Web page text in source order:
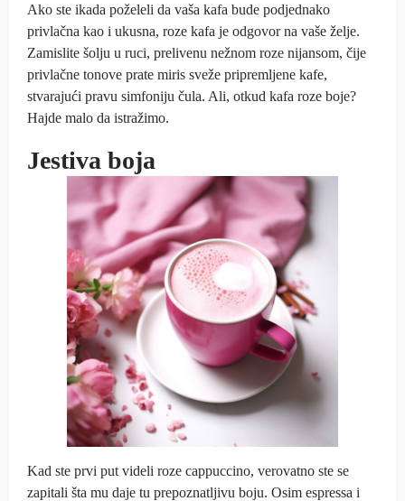
Ako ste ikada poželeli da vaša kafa bude podjednako
privlačna kao i ukusna, roze kafa je odgovor na vaše želje.
Zamislite šolju u ruci, prelivenu nežnom roze nijansom, čije
privlačne tonove prate miris sveže pripremljene kafe,
stvarajući pravu simfoniju čula. Ali, otkud kafa roze boje?
Hajde malo da istražimo.
Jestiva boja
Kad ste prvi put videli roze cappuccino, verovatno ste se
zapitali šta mu daje tu prepoznatljivu boju. Osim espressa i